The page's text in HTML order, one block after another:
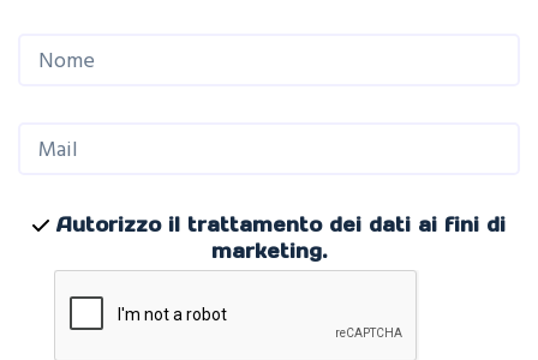
Autorizzo il trattamento dei dati ai fini di
marketing.